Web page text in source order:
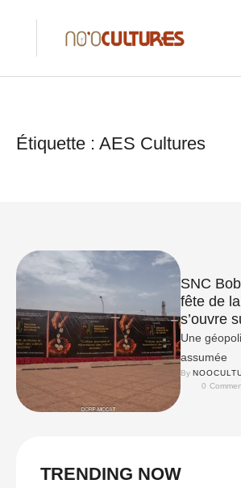
Étiquette : AES Cultures
SNC
fête de
s’ouvre
Une
assumée
By
0
TRENDING NOW